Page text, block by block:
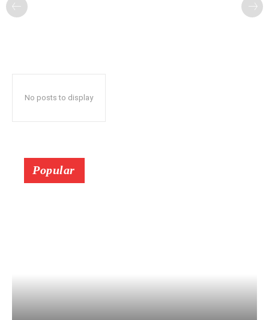
No posts to display
Popular